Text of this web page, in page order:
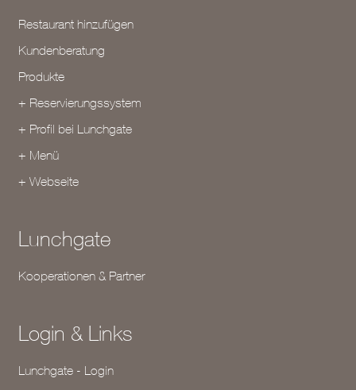
Restaurant hinzufügen
Kundenberatung
Produkte
+ Reservierungssystem
+ Profil bei Lunchgate
+ Menü
+ Webseite
Lunchgate
Kooperationen & Partner
Login & Links
Lunchgate - Login